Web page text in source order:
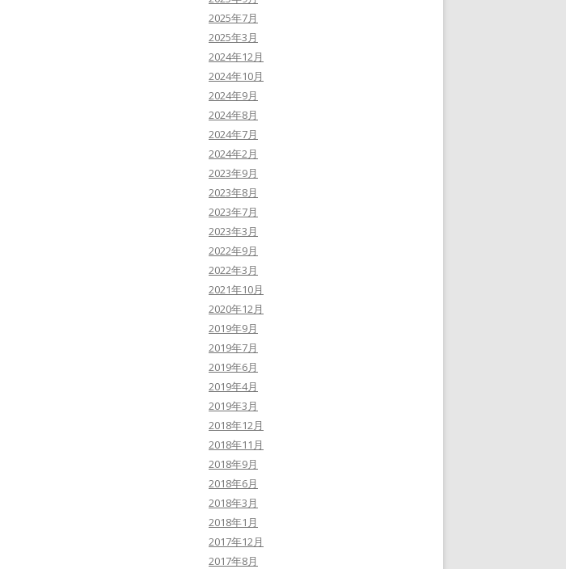
2025年7月
2025年3月
2024年12月
2024年10月
2024年9月
2024年8月
2024年7月
2024年2月
2023年9月
2023年8月
2023年7月
2023年3月
2022年9月
2022年3月
2021年10月
2020年12月
2019年9月
2019年7月
2019年6月
2019年4月
2019年3月
2018年12月
2018年11月
2018年9月
2018年6月
2018年3月
2018年1月
2017年12月
2017年8月